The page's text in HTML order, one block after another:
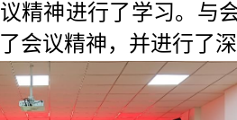
精神进行了学习。与
会议精神，并进行了深